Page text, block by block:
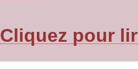
Cliquez pour